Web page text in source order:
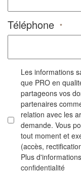
Téléphone *
Les informations
que PRO en
partageons vos
partenaires
relation avec les
demande. Vous
tout moment et
(accès,
Plus
confidentialité